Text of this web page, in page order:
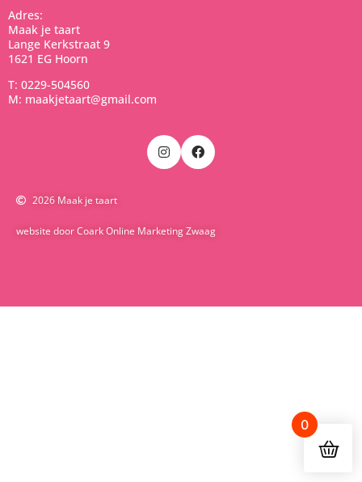
Adres:
Maak je taart
Lange Kerkstraat 9
1621 EG Hoorn
T: 0229-504560
M: maakjetaart@gmail.com
2026 Maak je taart
website door Coark Online Marketing Zwaag
0